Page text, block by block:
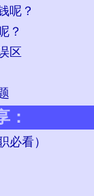
呢？
？
区
：
必看）